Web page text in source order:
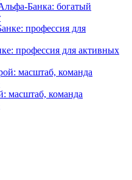
Банка: богатый
профессия для активных
масштаб, команда